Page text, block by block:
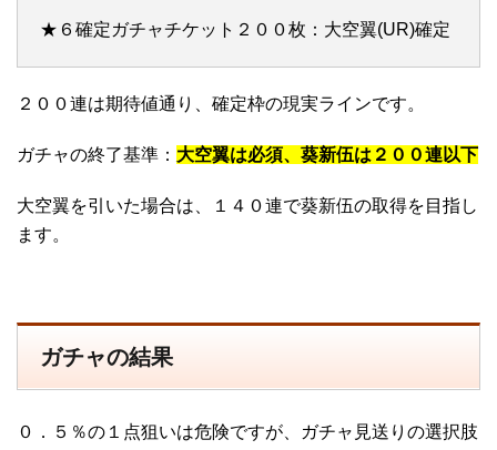
★６確定ガチャチケット２００枚：大空翼(UR)確定
２００連は期待値通り、確定枠の現実ラインです。
ガチャの終了基準： 大空翼は必須、葵新伍は２００連以下
大空翼を引いた場合は、１４０連で葵新伍の取得を目指し
ます。
ガチャの結果
０．５％の１点狙いは危険ですが、ガチャ見送りの選択肢